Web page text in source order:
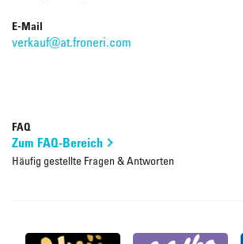
E-Mail
verkauf@at.froneri.com
FAQ
Zum FAQ-Bereich
Häufig gestellte Fragen & Antworten